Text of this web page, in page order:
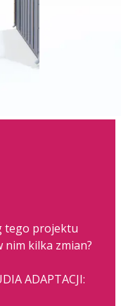
tego projektu
nim kilka zmian?
ADAPTACJI: